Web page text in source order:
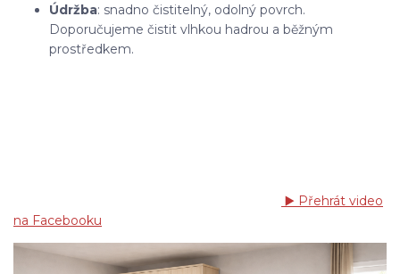
Údržba: snadno čistitelný, odolný povrch.
Doporučujeme čistit vlhkou hadrou a běžným
prostředkem.
▶️ Přehrát video
na Facebooku